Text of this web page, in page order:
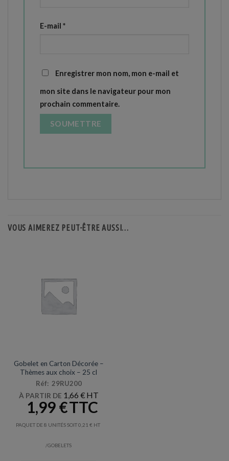
E-mail *
Enregistrer mon nom, mon e-mail et
mon site dans le navigateur pour mon
prochain commentaire.
VOUS AIMEREZ PEUT-ÊTRE AUSSI…
Gobelet en Carton Décorée –
Thèmes aux choix – 25 cl
Réf: 29RU200
À PARTIR DE 1,66 €
1,99€
PAQUET DE 8 UNITÉS SOIT0,21 €
/GOBELETS